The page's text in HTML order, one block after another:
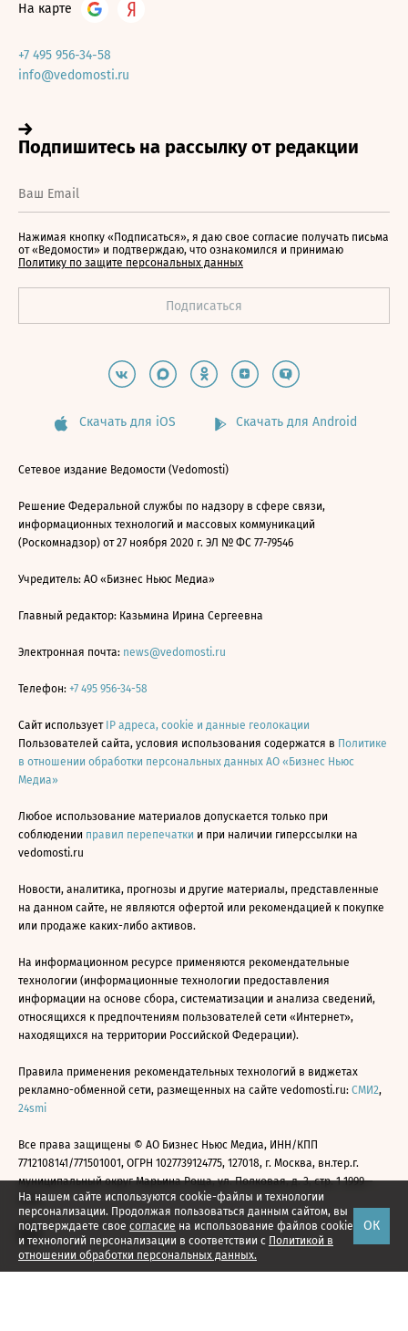
На нашем сайте используются cookie-файлы и технологии
персонализации. Продолжая пользоваться данным сайтом, вы
подтверждаете свое согласие на использование файлов cookie
и технологий персонализации в соответствии с Политикой в
отношении обработки персональных данных.
ОК
На карте
+7 495 956-34-58
info@vedomosti.ru
Нажимая кнопку «Подписаться», я даю свое согласие получать письма
от «Ведомости» и подтверждаю, что ознакомился и принимаю
Политику по защите персональных данных
Скачать для iOS Скачать для Android
Сетевое издание Ведомости (Vedomosti)
Решение Федеральной службы по надзору в сфере связи,
информационных технологий и массовых коммуникаций
(Роскомнадзор) от 27 ноября 2020 г. ЭЛ № ФС 77-79546
Учредитель: АО «Бизнес Ньюс Медиа»
Главный редактор: Казьмина Ирина Сергеевна
Электронная почта: news@vedomosti.ru
Телефон: +7 495 956-34-58
Сайт использует IP адреса, cookie и данные геолокации
Пользователей сайта, условия использования содержатся в Политике
в отношении обработки персональных данных АО «Бизнес Ньюс
Медиа»
Любое использование материалов допускается только при
соблюдении правил перепечатки и при наличии гиперссылки на
vedomosti.ru
Новости, аналитика, прогнозы и другие материалы, представленные
на данном сайте, не являются офертой или рекомендацией к покупке
или продаже каких-либо активов.
На информационном ресурсе применяются рекомендательные
технологии (информационные технологии предоставления
информации на основе сбора, систематизации и анализа сведений,
относящихся к предпочтениям пользователей сети «Интернет»,
находящихся на территории Российской Федерации).
Правила применения рекомендательных технологий в виджетах
рекламно-обменной сети, размещенных на сайте vedomosti.ru: СМИ2,
24smi
Все права защищены © АО Бизнес Ньюс Медиа, ИНН/КПП
7712108141/771501001, ОГРН 1027739124775, 127018, г. Москва, вн.тер.г.
муниципальный округ Марьина Роща, ул. Полковая, д. 3, стр. 1 1999—
2026